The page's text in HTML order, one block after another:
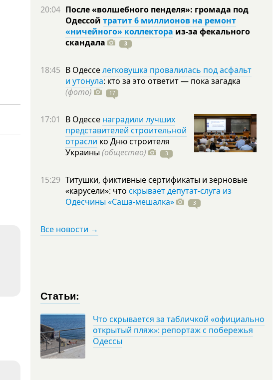
20:04 После «волшебного пенделя»: громада под
Одессой тратит 6 миллионов на ремонт
«ничейного» коллектора из-за фекального
скандала
3
18:45 В Одесселегковушка провалилась под асфальт
и утонула: кто за это ответит — пока загадка
(фото)
17
17:01 В Одессе наградили лучших
представителей строительной
отрасли ко Дню строителя
Украины (общество) 3
15:29 Титушки, фиктивные сертификаты и зерновые
«карусели»: что скрывает депутат-слуга из
Одесчины «Саша-мешалка»
3
Все новости →
Статьи:
Что скрывается за табличкой «официально
открытый пляж»: репортаж с побережья
Одессы